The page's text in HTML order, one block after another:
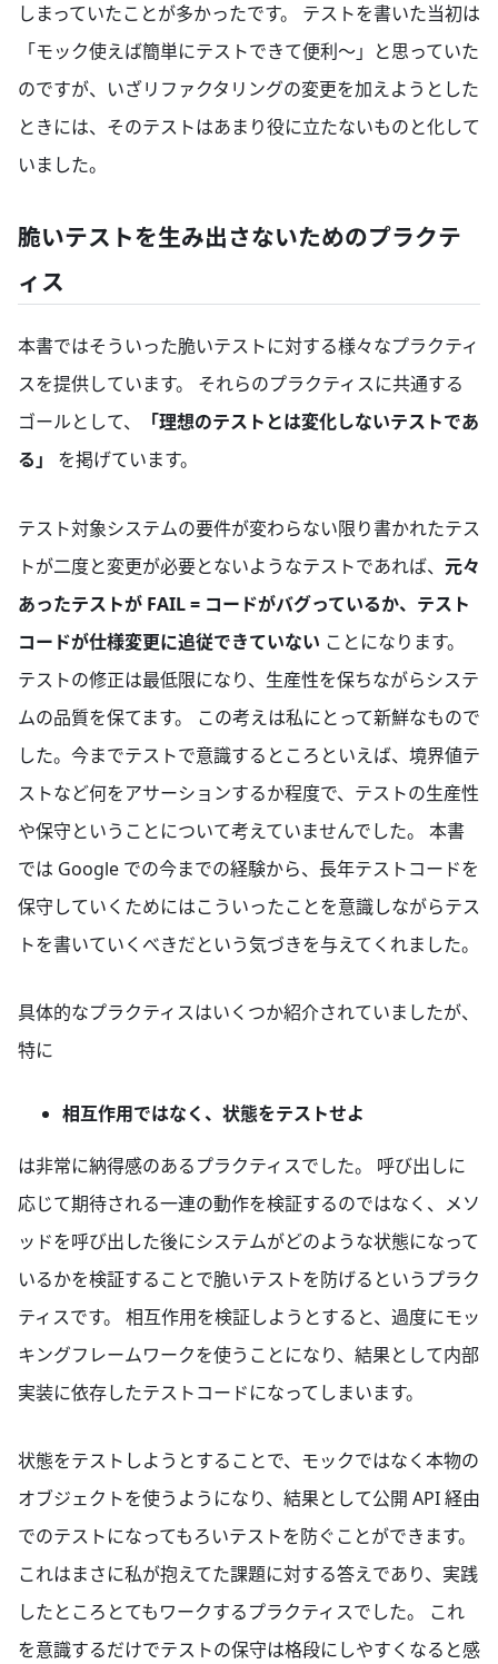
しまっていたことが多かったです。 テストを書いた当初は
「モック使えば簡単にテストできて便利〜」と思っていた
のですが、いざリファクタリングの変更を加えようとした
ときには、そのテストはあまり役に立たないものと化して
いました。
脆いテストを生み出さないためのプラクテ
ィス
本書ではそういった脆いテストに対する様々なプラクティ
スを提供しています。 それらのプラクティスに共通する
ゴールとして、
「理想のテストとは変化しないテストであ
る」
を掲げています。
テスト対象システムの要件が変わらない限り書かれたテス
トが二度と変更が必要とないようなテストであれば、 元々
あったテストが FAIL = コードがバグっているか、テスト
コードが仕様変更に追従できていない ことになります。
テストの修正は最低限になり、生産性を保ちながらシステ
ムの品質を保てます。 この考えは私にとって新鮮なもので
した。今までテストで意識するところといえば、境界値テ
ストなど何をアサーションするか程度で、テストの生産性
や保守ということについて考えていませんでした。 本書
では Google での今までの経験から、長年テストコードを
保守していくためにはこういったことを意識しながらテス
トを書いていくべきだという気づきを与えてくれました。
具体的なプラクティスはいくつか紹介されていましたが、
特に
相互作用ではなく、状態をテストせよ
は非常に納得感のあるプラクティスでした。 呼び出しに
応じて期待される一連の動作を検証するのではなく、メソ
ッドを呼び出した後にシステムがどのような状態になって
いるかを検証することで脆いテストを防げるというプラク
ティスです。 相互作用を検証しようとすると、過度にモッ
キングフレームワークを使うことになり、結果として内部
実装に依存したテストコードになってしまいます。
状態をテストしようとすることで、モックではなく本物の
オブジェクトを使うようになり、結果として公開 API 経由
でのテストになってもろいテストを防ぐことができます。
これはまさに私が抱えてた課題に対する答えであり、実践
したところとてもワークするプラクティスでした。 これ
を意識するだけでテストの保守は格段にしやすくなると感